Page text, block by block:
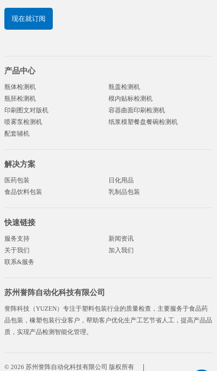
现在就订阅
产品中心
瓶体检测机
瓶盖检测机
瓶胚检测机
模内贴标检测机
印刷图文对版机
容器曲面印刷检测机
喷雾泵检测机
纸浆模塑餐盘餐碗检测机
配套辅机
解决方案
医药包装
日化用品
食品饮料包装
乳制品包装
快速链接
服务支持
新闻资讯
关于我们
加入我们
联系&服务
苏州誉阵自动化科技有限公司
誉阵科技（YUZEN）专注于塑料包装行业的质量检查，主要服务于食品药
品包装，橡塑包装行业客户，帮助客户优化生产工艺节省人工，提高产品品
质，实现产品检测智能化管理。
© 2026 苏州誉阵自动化科技有限公司 版权所有